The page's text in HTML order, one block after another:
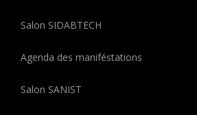
Salon SIDABTECH
Agenda des maniféstations
Salon SANIST